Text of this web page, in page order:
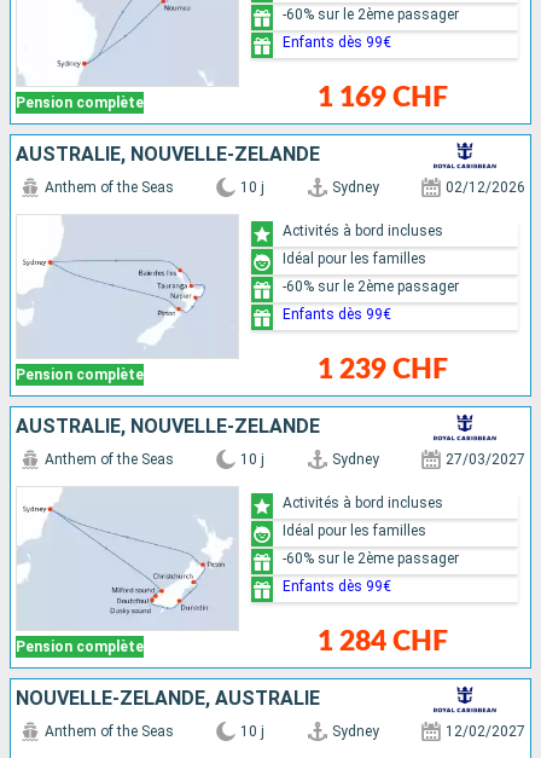
Pension complète 1 169 CHF
-60% sur le 2ème passager
Enfants dès 99€
AUSTRALIE, NOUVELLE-ZÉLANDE
Pension complète
Anthem of the Seas 10 j Sydney 02/12/2026
1 239 CHF
Activités à bord incluses
Idéal pour les familles
-60% sur le 2ème passager
Enfants dès 99€
AUSTRALIE, NOUVELLE-ZÉLANDE
Pension complète
Anthem of the Seas 10 j Sydney 27/03/2027
1 284 CHF
Activités à bord incluses
Idéal pour les familles
-60% sur le 2ème passager
Enfants dès 99€
NOUVELLE-ZÉLANDE, AUSTRALIE
Anthem of the Seas 10 j Sydney 12/02/2027